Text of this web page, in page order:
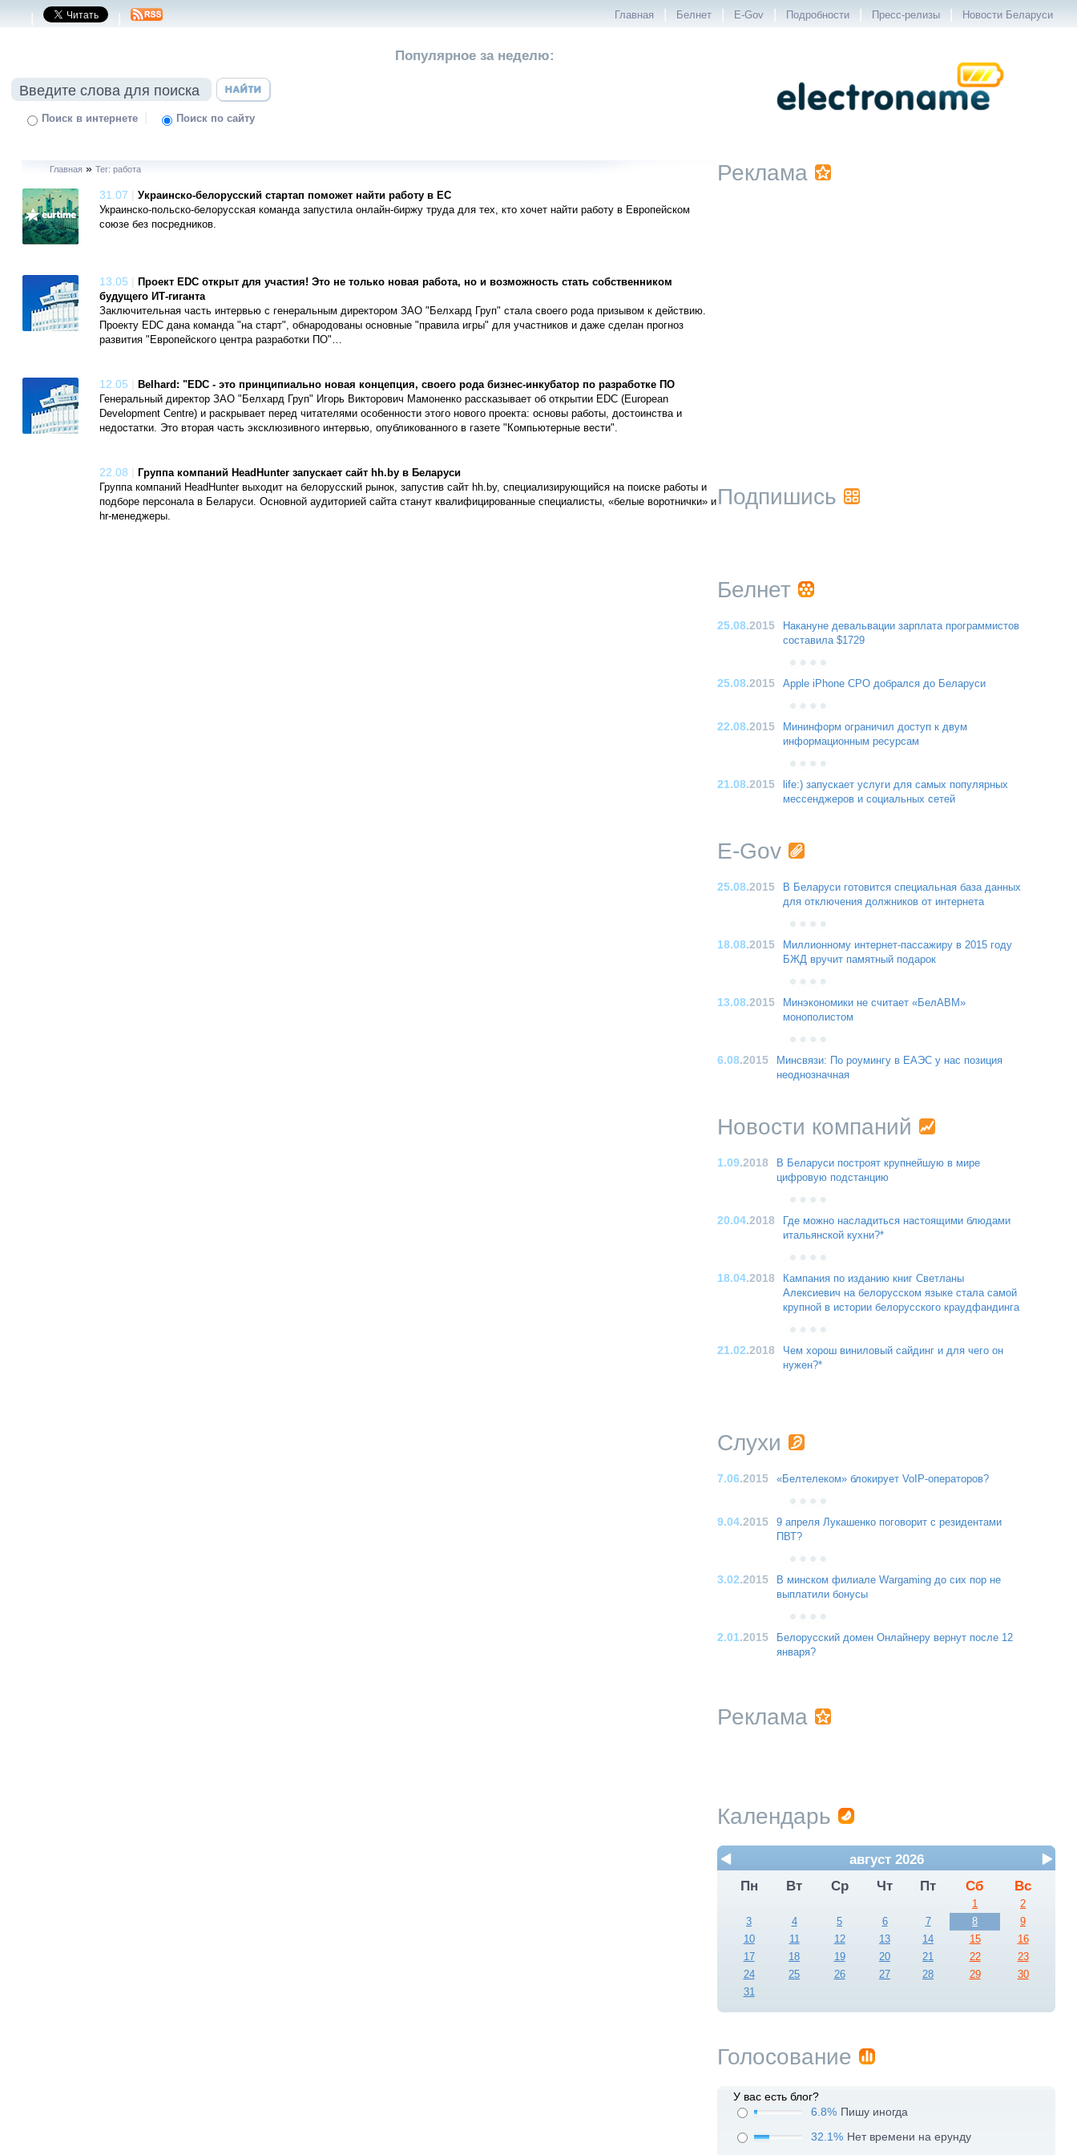
| | Главная | Белнет | E-Gov | Подробности | Пресс-релизы | Новости Беларуси
Поиск в интернете | Поиск по сайту
Популярное за неделю:
Главная » Тег: работа
31.07 | Украинско-белорусский стартап поможет найти работу в ЕС
Украинско-польско-белорусская команда запустила онлайн-биржу труда для тех, кто хочет найти работу в Европейском
союзе без посредников.
13.05 | Проект EDC открыт для участия! Это не только новая работа, но и возможность стать собственником
будущего ИТ-гиганта
Заключительная часть интервью с генеральным директором ЗАО "Белхард Груп" стала своего рода призывом к действию.
Проекту EDC дана команда "на старт", обнародованы основные "правила игры" для участников и даже сделан прогноз
развития "Европейского центра разработки ПО"…
12.05 | Belhard: "EDC - это принципиально новая концепция, своего рода бизнес-инкубатор по разработке ПО
Генеральный директор ЗАО "Белхард Груп" Игорь Викторович Мамоненко рассказывает об открытии EDC (European
Development Centre) и раскрывает перед читателями особенности этого нового проекта: основы работы, достоинства и
недостатки. Это вторая часть эксклюзивного интервью, опубликованного в газете "Компьютерные вести".
22.08 | Группа компаний HeadHunter запускает сайт hh.by в Беларуси
Группа компаний HeadHunter выходит на белорусский рынок, запустив сайт hh.by, специализирующийся на поиске работы и
подборе персонала в Беларуси. Основной аудиторией сайта станут квалифицированные специалисты, «белые воротнички» и
hr-менеджеры.
Реклама
Подпишись
Белнет
25.08.2015
Накануне девальвации зарплата программистов
составила $1729
25.08.2015 Apple iPhone CPO добрался до Беларуси
22.08.2015
Мининформ ограничил доступ к двум
информационным ресурсам
21.08.2015
life:) запускает услуги для самых популярных
мессенджеров и социальных сетей
E-Gov
25.08.2015
В Беларуси готовится специальная база данных
для отключения должников от интернета
18.08.2015
Миллионному интернет-пассажиру в 2015 году
БЖД вручит памятный подарок
13.08.2015
Минэкономики не считает «БелАВМ»
монополистом
6.08.2015
Минсвязи: По роумингу в ЕАЭС у нас позиция
неоднозначная
Новости компаний
1.09.2018
В Беларуси построят крупнейшую в мире
цифровую подстанцию
20.04.2018
Где можно насладиться настоящими блюдами
итальянской кухни?*
18.04.2018
Кампания по изданию книг Светланы
Алексиевич на белорусском языке стала самой
крупной в истории белорусского краудфандинга
21.02.2018
Чем хорош виниловый сайдинг и для чего он
нужен?*
Слухи
7.06.2015 «Белтелеком» блокирует VoIP-операторов?
9.04.2015
9 апреля Лукашенко поговорит с резидентами
ПВТ?
3.02.2015
В минском филиале Wargaming до сих пор не
выплатили бонусы
2.01.2015
Белорусский домен Онлайнеру вернут после 12
января?
Реклама
Календарь
август 2026
Пн
Вт Ср Чт Пт Сб Вс
1
2
3
4 5 6 7 8
9
10
11 12 13 14 15
16
17
18 19 20 21 22
23
24
25 26 27 28 29
30
31
Голосование
У вас есть блог?
6.8% Пишу иногда
32.1% Нет времени на ерунду